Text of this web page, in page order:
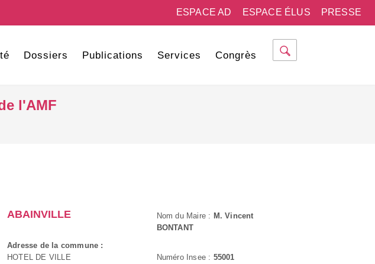
PRESSE
ESPACE ÉLUS
ESPACE AD
Dossiers Publications Services Congrès
l'AMF
ABAINVILLE
Adresse de la commune :
HOTEL DE VILLE
Nom du Maire : M. Vincent
BONTANT
Numéro Insee : 55001